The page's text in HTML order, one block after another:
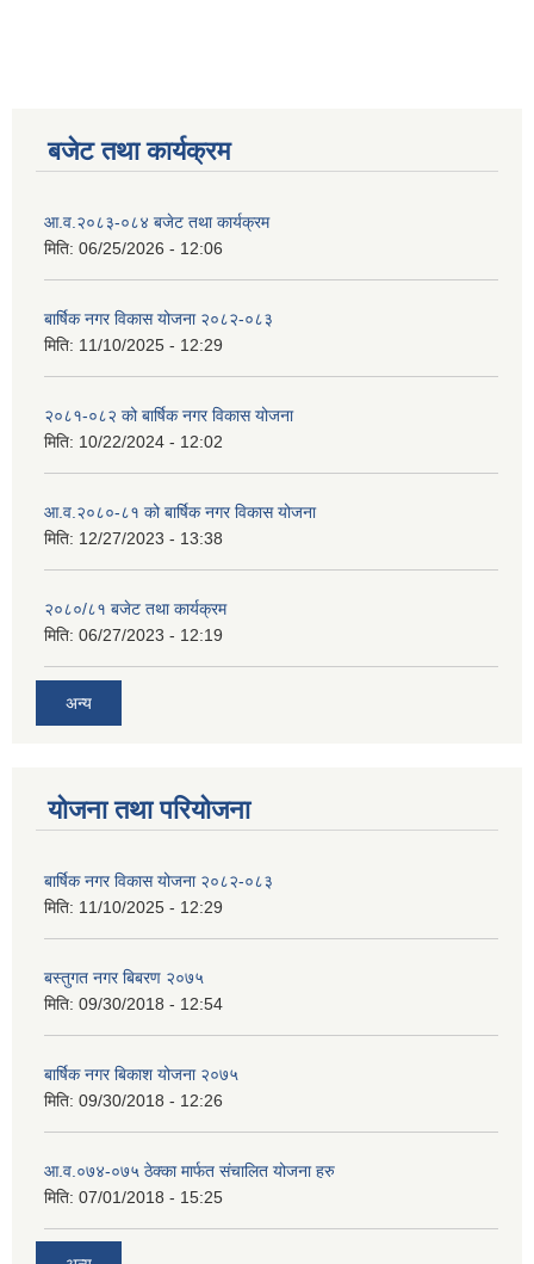
बजेट तथा कार्यक्रम
आ.व.२०८३-०८४ बजेट तथा कार्यक्रम
मिति: 06/25/2026 - 12:06
बार्षिक नगर विकास योजना २०८२-०८३
मिति: 11/10/2025 - 12:29
२०८१-०८२ को बार्षिक नगर विकास योजना
मिति: 10/22/2024 - 12:02
आ.व.२०८०-८१ को बार्षिक नगर विकास योजना
मिति: 12/27/2023 - 13:38
२०८०/८१ बजेट तथा कार्यक्रम
मिति: 06/27/2023 - 12:19
अन्य
योजना तथा परियोजना
बार्षिक नगर विकास योजना २०८२-०८३
मिति: 11/10/2025 - 12:29
बस्तुगत नगर बिबरण २०७५
मिति: 09/30/2018 - 12:54
बार्षिक नगर बिकाश योजना २०७५
मिति: 09/30/2018 - 12:26
आ.व.०७४-०७५ ठेक्का मार्फत संचालित योजना हरु
मिति: 07/01/2018 - 15:25